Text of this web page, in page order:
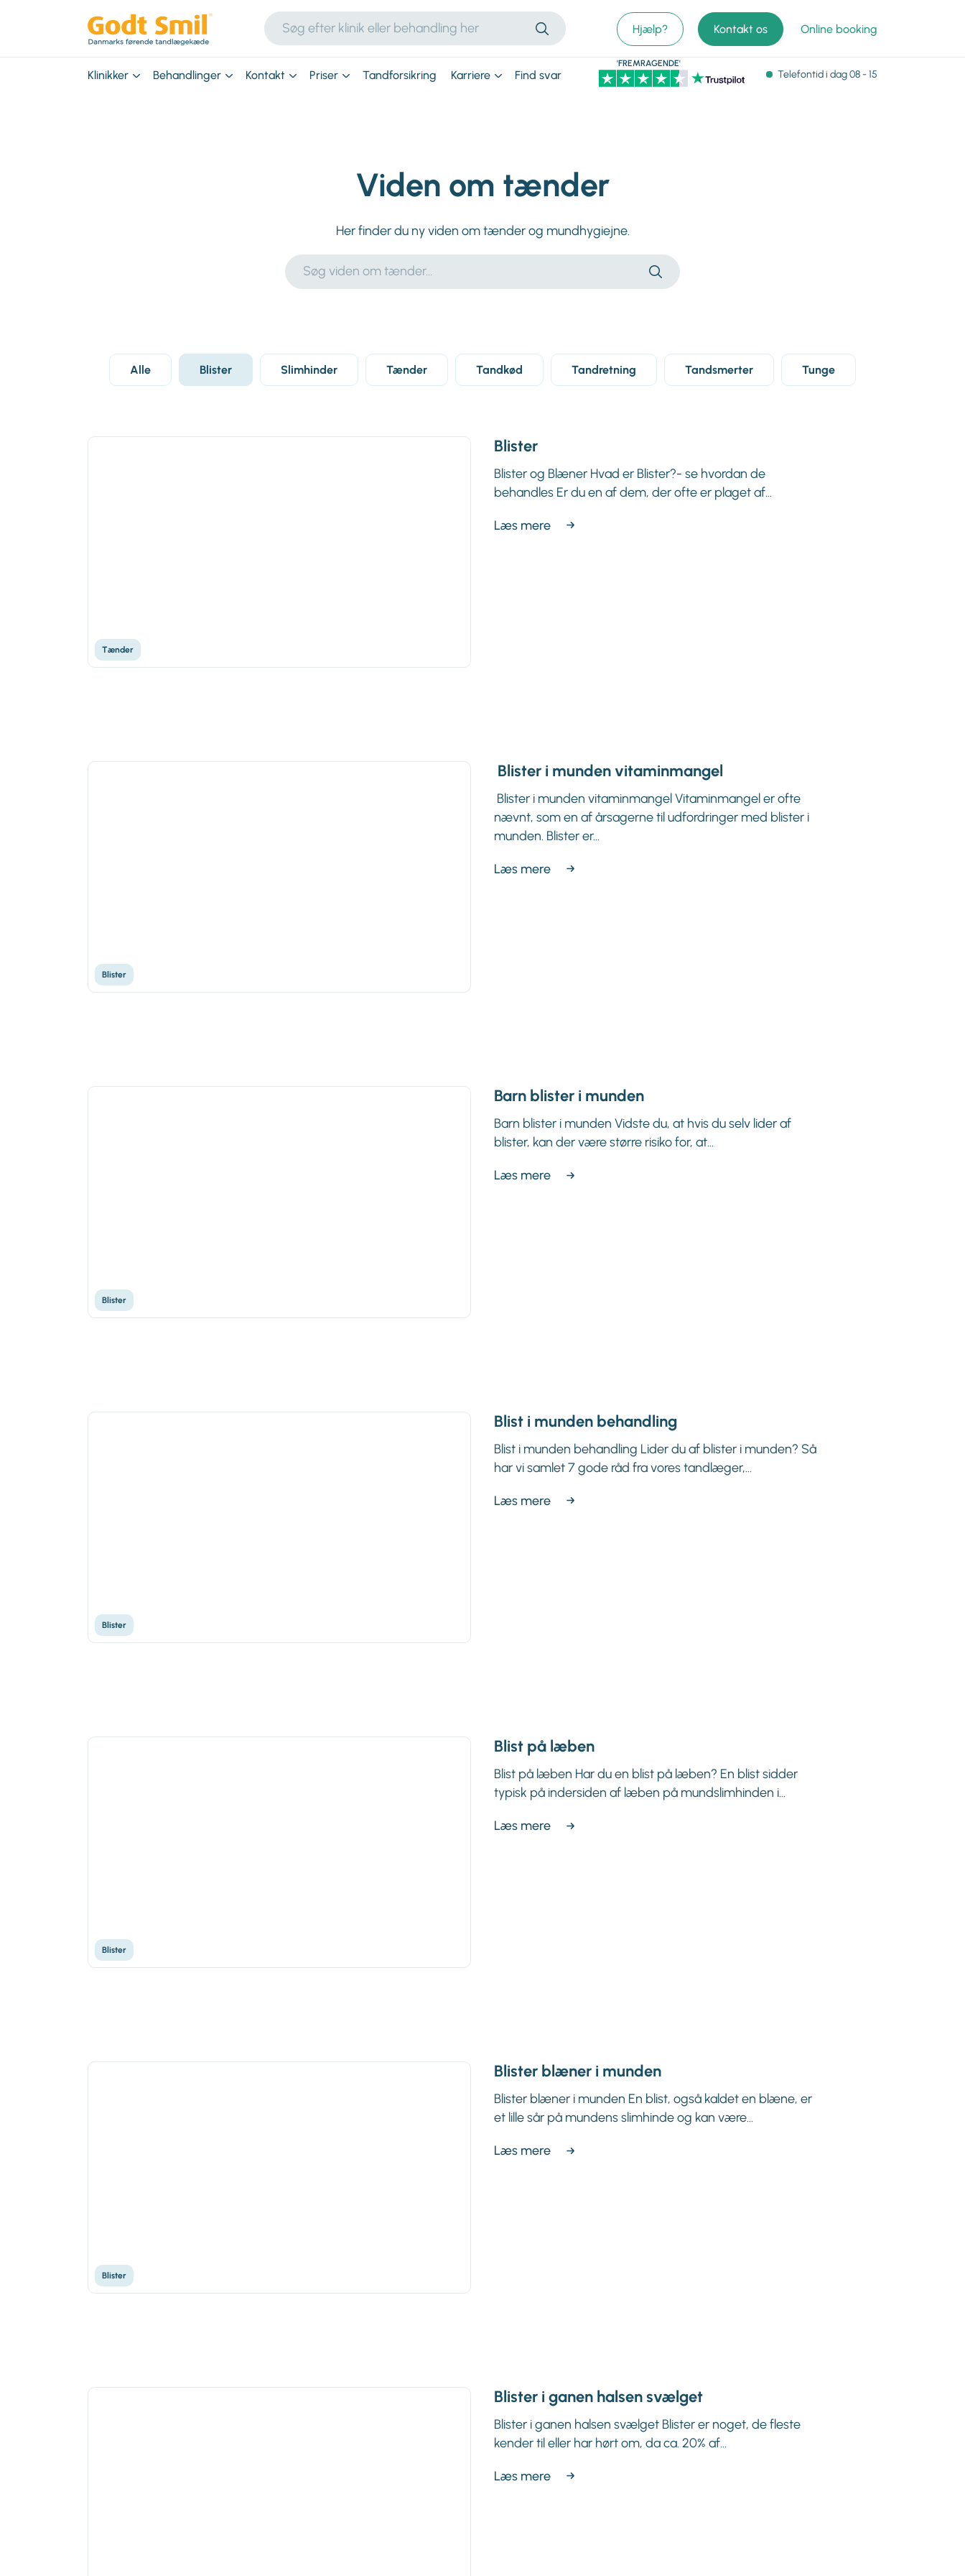
Hjælp? Kontakt os Online booking
Klinikker Behandlinger Kontakt Priser Tandforsikring Karriere Find svar
'FREMRAGENDE'
Telefontidi dag 08 - 15
Viden om tænder
Her finder du ny viden om tænder og mundhygiejne.
Søg
viden
Alle Blister Slimhinder Tænder Tandkød Tandretning Tandsmerter Tunge
Tænder
Blister
Blister og Blæner Hvad er Blister?- se hvordan de
behandles Er du en af dem, der ofte er plaget af...
Læs mere
Blister
Blister i munden vitaminmangel
Blister i munden vitaminmangel Vitaminmangel er ofte
nævnt, som en af årsagerne til udfordringer med blister i
munden. Blister er...
Læs mere
Blister
Barn blister i munden
Barn blister i munden Vidste du, at hvis du selv lider af
blister, kan der være større risiko for, at...
Læs mere
Blister
Blist i munden behandling
Blist i munden behandling Lider du af blister i munden? Så
har vi samlet 7 gode råd fra vores tandlæger,...
Læs mere
Blister
Blist på læben
Blist på læben Har du en blist på læben? En blist sidder
typisk på indersiden af læben på mundslimhinden i...
Læs mere
Blister
Blister blæner i munden
Blister blæner i munden En blist, også kaldet en blæne, er
et lille sår på mundens slimhinde og kan være...
Læs mere
Blister i ganen halsen svælget
Blister i ganen halsen svælget Blister er noget, de fleste
kender til eller har hørt om, da ca. 20% af...
Læs mere